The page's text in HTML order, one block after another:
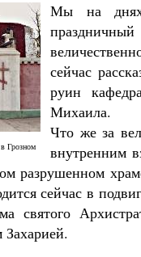
Грозном
Мы на днях
сейчас
руин
Михаила.
Что же за
внутренним
разрушенном
сейчас в
святого